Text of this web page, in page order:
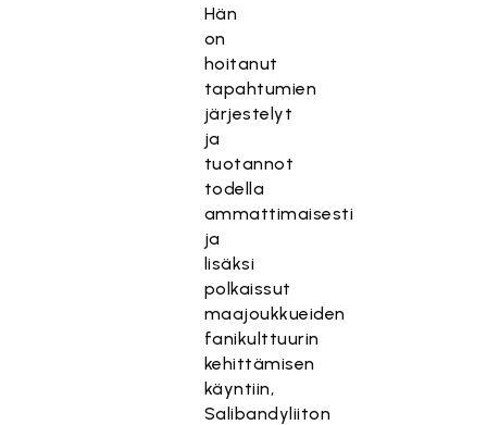
Hän
on
hoitanut
tapahtumien
järjestelyt
ja
tuotannot
todella
ammattimaisesti
ja
lisäksi
polkaissut
maajoukkueiden
fanikulttuurin
kehittämisen
käyntiin,
Salibandyliiton